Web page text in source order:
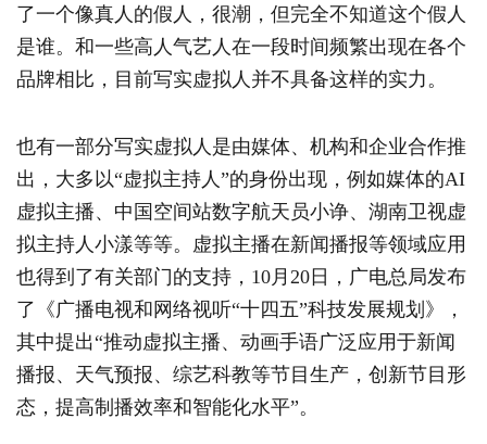
了一个像真人的假人，很潮，但完全不知道这个假人
是谁。和一些高人气艺人在一段时间频繁出现在各个
品牌相比，目前写实虚拟人并不具备这样的实力。
也有一部分写实虚拟人是由媒体、机构和企业合作推
出，大多以“虚拟主持人”的身份出现，例如媒体的AI
虚拟主播、中国空间站数字航天员小诤、湖南卫视虚
拟主持人小漾等等。虚拟主播在新闻播报等领域应用
也得到了有关部门的支持，10月20日，广电总局发布
了《广播电视和网络视听“十四五”科技发展规划》，
其中提出“推动虚拟主播、动画手语广泛应用于新闻
播报、天气预报、综艺科教等节目生产，创新节目形
态，提高制播效率和智能化水平”。